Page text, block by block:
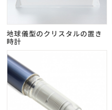
地球儀型のクリスタルの置き
時計